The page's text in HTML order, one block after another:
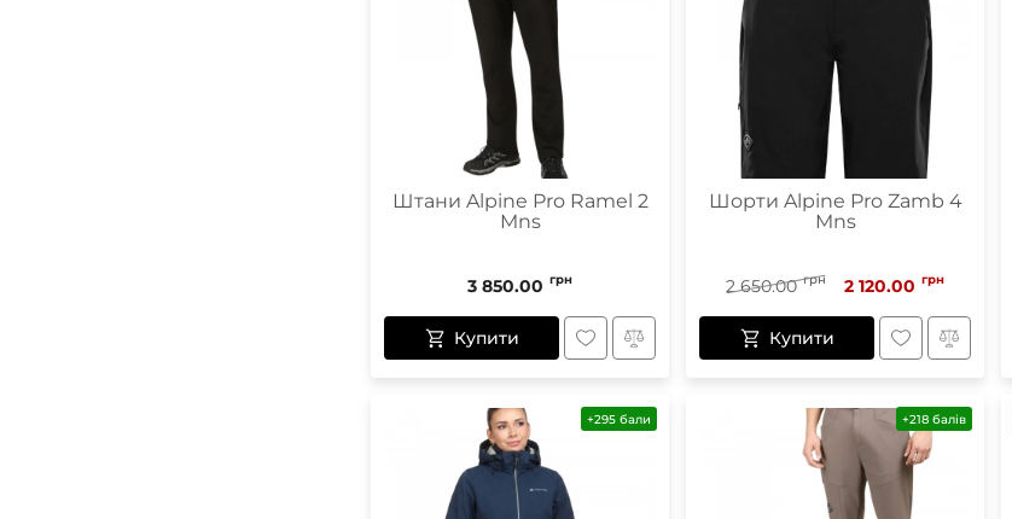
Штани Alpine Pro Ramel 2
Mns
3 850.00 грн
Купити
Шорти Alpine Pro Zamb 4
Mns
2 650.00 грн 2 120.00 грн
Купити
+295 бали +218 балів